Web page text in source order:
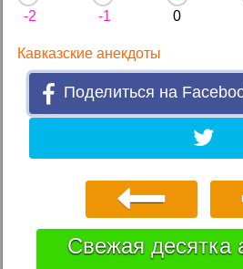
-2 -1 0
Кавказские анекдоты
Поделиться на
Свежая десятка